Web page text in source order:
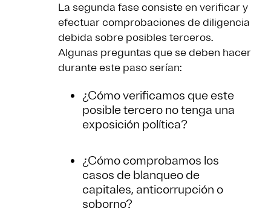
La segunda fase consiste en verificar y
efectuar comprobaciones de diligencia
debida sobre posibles terceros.
Algunas preguntas que se deben hacer
durante este paso serían:
¿Cómo verificamos que este
posible tercero no tenga una
exposición política?
¿Cómo comprobamos los
casos de blanqueo de
capitales, anticorrupción o
soborno?